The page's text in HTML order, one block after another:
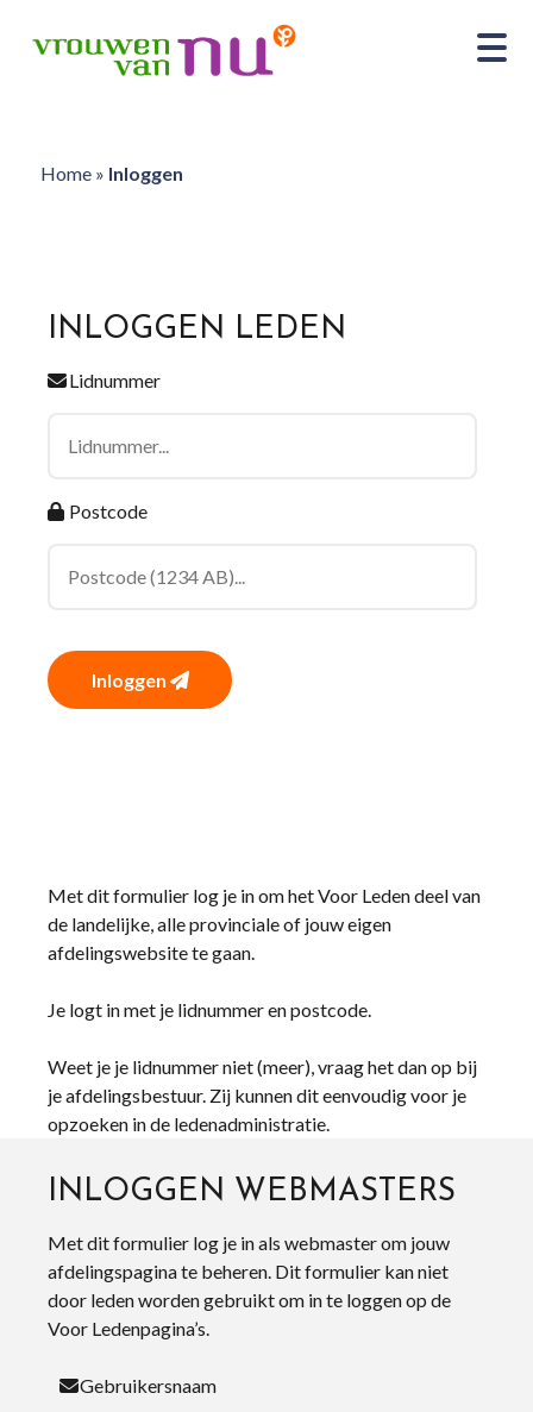
Home» Inloggen
INLOGGEN LEDEN
Lidnummer
Postcode
Inloggen
Met dit formulier log je in om het Voor Leden deel van
de landelijke, alle provinciale of jouw eigen
afdelingswebsite te gaan.
Je logt in met je lidnummer en postcode.
Weet je je lidnummer niet (meer), vraag het dan op bij
je afdelingsbestuur. Zij kunnen dit eenvoudig voor je
opzoeken in de ledenadministratie.
INLOGGEN WEBMASTERS
Met dit formulier log je in als webmaster om jouw
afdelingspagina te beheren. Dit formulier kan niet
door leden worden gebruikt om in te loggen op de
Voor Ledenpagina’s.
Gebruikersnaam